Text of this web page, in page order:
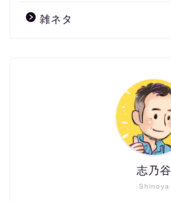
雑ネタ
Shinoya
志乃谷